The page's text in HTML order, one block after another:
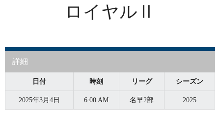
ロイヤルⅡ
詳細
日付 時刻 リーグ シーズン
2025年3月4日 6:00 AM 名早2部 2025